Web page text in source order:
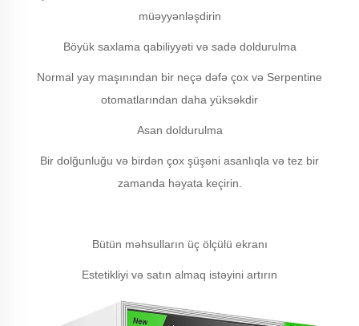
müəyyənləşdirin
Böyük saxlama qabiliyyəti və sadə doldurulma
Normal yay maşınından bir neçə dəfə çox və Serpentine
otomatlarından daha yüksəkdir
Asan doldurulma
Bir dolğunluğu və birdən çox şüşəni asanlıqla və tez bir
zamanda həyata keçirin.
Bütün məhsulların üç ölçülü ekranı
Estetikliyi və satın almaq istəyini artırın